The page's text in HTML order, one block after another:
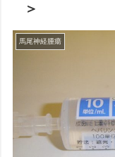
＞
馬尾神経腫瘍